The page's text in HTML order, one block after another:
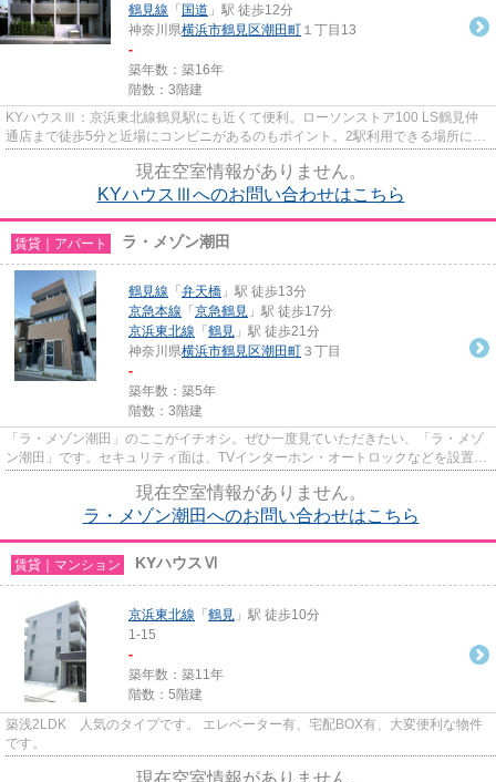
鶴見線 「 国道 」駅 徒歩12分
神奈川県横浜市鶴見区潮田町 １丁目13
-
築年数：築16年
階数：3階建
KYハウスⅢ：京浜東北線鶴見駅にも近くて便利。ローソンストア100 LS鶴見仲
通店まで徒歩5分と近場にコンビニがあるのもポイント。2駅利用できる場所にあ
現在空室情報がありません。
KYハウスⅢへのお問い合わせはこちら
賃貸｜アパート ラ・メゾン潮田
鶴見線 「 弁天橋 」駅 徒歩13分
京急本線 「 京急鶴見 」駅 徒歩17分
京浜東北線 「 鶴見 」駅 徒歩21分
神奈川県横浜市鶴見区潮田町 ３丁目
-
築年数：築5年
階数：3階建
「ラ・メゾン潮田」のここがイチオシ。ぜひ一度見ていただきたい、「ラ・メゾ
ン潮田」です。セキュリティ面は、TVインターホン・オートロックなどを設置し
現在空室情報がありません。
ラ・メゾン潮田へのお問い合わせはこちら
賃貸｜マンション KYハウスⅥ
京浜東北線 「 鶴見 」駅 徒歩10分
1-15
-
築年数：築11年
階数：5階建
築浅2LDK 人気のタイプです。 エレベーター有、宅配BOX有、大変便利な物件
です。
現在空室情報がありません。